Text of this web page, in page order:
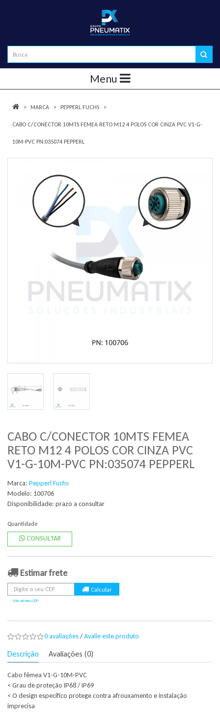
Menu
MARCA PEPPERL FUCHS
CABO C/CONECTOR 10MTS FEMEA RETO M12 4 POLOS COR CINZA PVC V1-G-
10M-PVC PN:035074 PEPPERL
CABO C/CONECTOR 10MTS FEMEA
RETO M12 4 POLOS COR CINZA PVC
V1-G-10M-PVC PN:035074 PEPPERL
Marca: Pepperl Fuchs
Modelo: 100706
Disponibilidade: prazo a consultar
Quantidade
CONSULTAR
Estimar frete
Não sei meu CEP
0 avaliações/Avalie este produto
Descrição Avaliações (0)
Cabo fêmea V1-G-10M-PVC
< Grau de proteção IP68 / IP69
< O design específico protege contra afrouxamento e instalação
imprecisa